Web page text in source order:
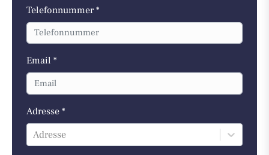
Telefonnummer *
Email *
Adresse *
Adresse